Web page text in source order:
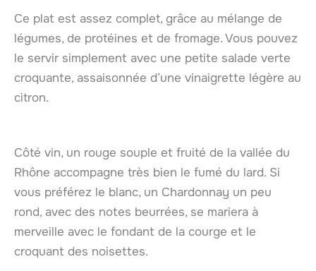
Ce plat est assez complet, grâce au mélange de
légumes, de protéines et de fromage. Vous pouvez
le servir simplement avec une petite salade verte
croquante, assaisonnée d’une vinaigrette légère au
citron.
Côté vin, un rouge souple et fruité de la vallée du
Rhône accompagne très bien le fumé du lard. Si
vous préférez le blanc, un Chardonnay un peu
rond, avec des notes beurrées, se mariera à
merveille avec le fondant de la courge et le
croquant des noisettes.